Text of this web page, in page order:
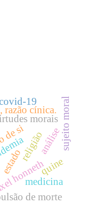
si
razão cínica.
honneth
estado
morais
religião
medicina
de morte
19
análise
quine
sujeito moral